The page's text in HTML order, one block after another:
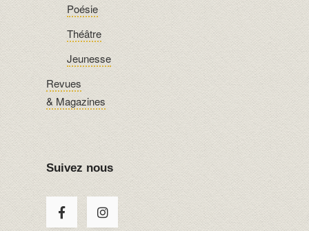
Poésie
Théâtre
Jeunesse
Revues
& Magazines
Suivez nous